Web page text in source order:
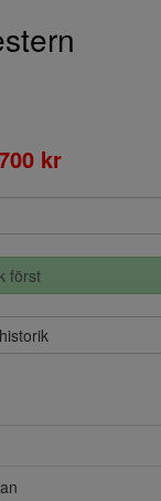
kr
först